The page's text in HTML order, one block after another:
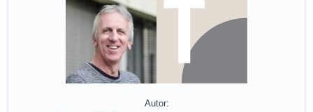
Autor: